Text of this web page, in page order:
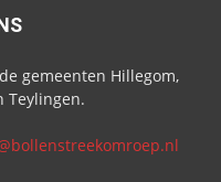
gemeenten Hillegom,
Teylingen.